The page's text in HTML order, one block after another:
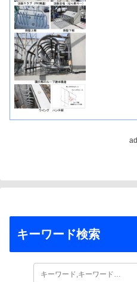
ad
キーワード検索